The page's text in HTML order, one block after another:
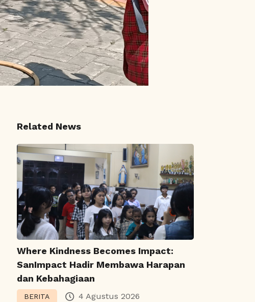
Related News
Where Kindness Becomes Impact:
SanImpact Hadir Membawa Harapan
dan Kebahagiaan
BERITA 4 Agustus 2026